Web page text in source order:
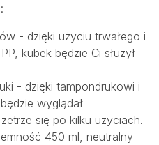
- dzięki użyciu trwałego i
kubek będzie Ci służył
- dzięki tampondrukowi i
wyglądał
się po kilku użyciach.
450 ml, neutralny